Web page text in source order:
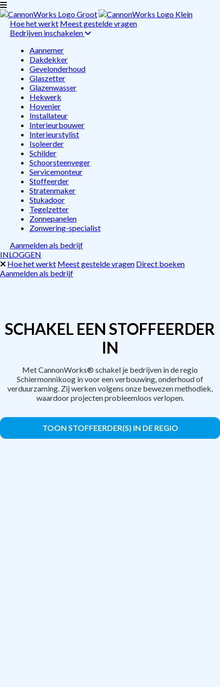
Hoe het werkt Meest gestelde vragen
Bedrijven inschakelen
Aannemer
Dakdekker
Gevelonderhoud
Glaszetter
Glazenwasser
Hekwerk
Hovenier
Installateur
Interieurbouwer
Interieurstylist
Isoleerder
Schilder
Schoorsteenveger
Servicemonteur
Stoffeerder
Stratenmaker
Stukadoor
Tegelzetter
Zonnepanelen
Zonwering-specialist
Aanmelden als bedrijf
INLOGGEN
Hoe het werkt Meest gestelde vragen Direct boeken
Aanmelden als bedrijf
SCHAKEL EEN STOFFEERDER
IN
Met CannonWorks® schakel je bedrijven in de regio
Schiermonnikoog in voor een verbouwing, onderhoud of
verduurzaming. Zij werken volgens onze bewezen methodiek,
waardoor projecten probleemloos verlopen.
TOON STOFFEERDER(S) IN DE REGIO